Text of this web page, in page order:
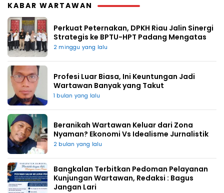
KABAR WARTAWAN
Perkuat Peternakan, DPKH Riau Jalin Sinergi
Strategis ke BPTU-HPT Padang Mengatas
2 minggu yang lalu
Profesi Luar Biasa, Ini Keuntungan Jadi
Wartawan Banyak yang Takut
1 bulan yang lalu
Beranikah Wartawan Keluar dari Zona
Nyaman? Ekonomi Vs Idealisme Jurnalistik
2 bulan yang lalu
Bangkalan Terbitkan Pedoman Pelayanan
Kunjungan Wartawan, Redaksi : Bagus
Jangan Lari